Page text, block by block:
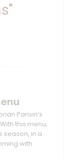
Pansin’s
this menu,
season, in a
with